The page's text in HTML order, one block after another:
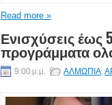
Read more »
Ενισχύσεις έως
προγράμματα
9:00 μ.μ. ΑΛΜΩΠΙΑ,